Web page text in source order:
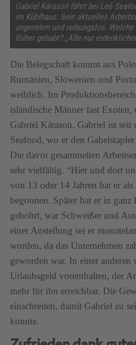
Gabriel Kárason fährt bei Leó
im Kühlhaus. Sein aktuelles
angenehm und reibungslos.
früher gehabt? „Alle nur
Die Belegschaft kommt aus
Rumänien, Slowenien und
weiblich. Im
isländische Männer fast
Gabriel Kárason. Gabriel ist seit
Seafood, wo er den
Die davor gesammelten
sehr vielfältig. “Hier und dort
von 13 oder 14 Jahren hat er als
begonnen. Später hat er in ganz
gebohrt, war Schweißer und
einer Anstellung sei er
worden, da das Unternehmen
geworden war. In einer anderen
Urlaubsgeld vorenthalten, der
mehr für ihn erreichbar. Die
einschreiten, damit Gabriel zu
konnte.